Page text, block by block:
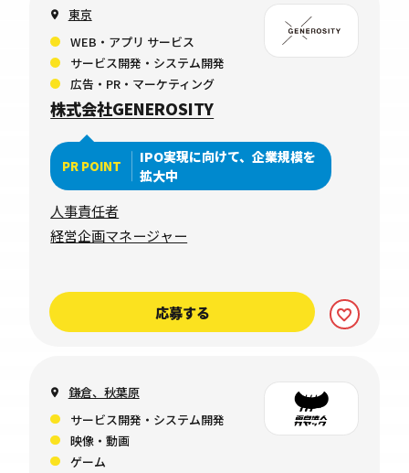
東京
WEB・アプリ サービス
サービス開発・システム開発
広告・PR・マーケティング
株式会社GENEROSITY
PR POINT
IPO実現に向けて、企業規模を
拡大中
人事責任者
経営企画マネージャー
応募する
鎌倉、秋葉原
サービス開発・システム開発
映像・動画
ゲーム